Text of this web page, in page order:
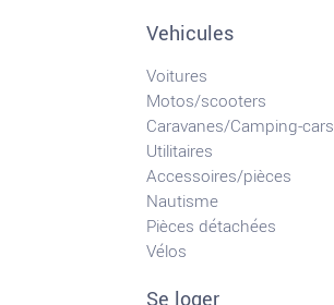
Vehicules
Voitures
Motos/scooters
Caravanes/Camping-cars
Utilitaires
Accessoires/pièces
Nautisme
Pièces détachées
Vélos